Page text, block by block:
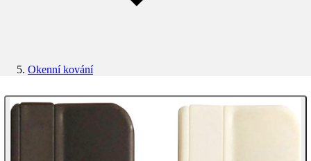
Okenní kování